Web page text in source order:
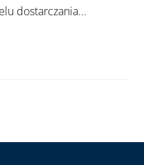
dostarczania...